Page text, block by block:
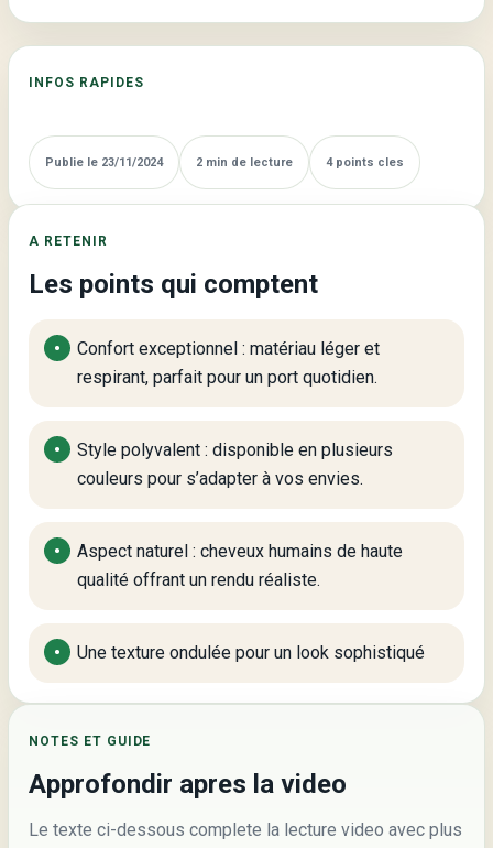
HD
Rouge
INFOS RAPIDES
Publie le 23/11/2024 2 min de lecture 4 points cles
A RETENIR
Les points qui comptent
Confort exceptionnel : matériau léger et
respirant, parfait pour un port quotidien.
Style polyvalent : disponible en plusieurs
couleurs pour s’adapter à vos envies.
Aspect naturel : cheveux humains de haute
qualité offrant un rendu réaliste.
Une texture ondulée pour un look sophistiqué
NOTES ET GUIDE
Approfondir apres la video
Le texte ci-dessous complete la lecture video avec plus